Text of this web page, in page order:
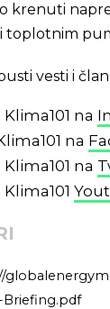
krenuti
toplotnim
vesti i
na
na
na
Briefing.pdf